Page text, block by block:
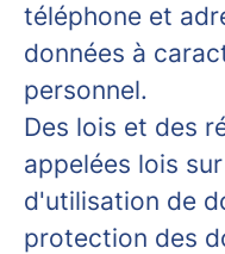
téléphone et
données à
personnel.
Des lois et des
appelées lois
d'utilisation de
protection des